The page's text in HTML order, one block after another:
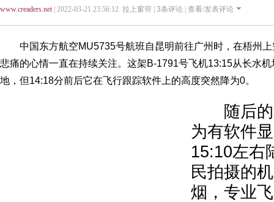
www.creaders.net| 2022-03-21 23:56:12 拉上窗帘 | 3条评论 | 查看/发表评论
中国东方航空MU5735号航班自昆明前往广州时，在梧州上
悲痛的心情一直在持续关注。这架B-1791号飞机13:15从长水
地，但14:18分前后它在飞行跟踪软件上的高度突然降为0。
随后的
为有软件
15:10左右
民拍摄的
烟，专业